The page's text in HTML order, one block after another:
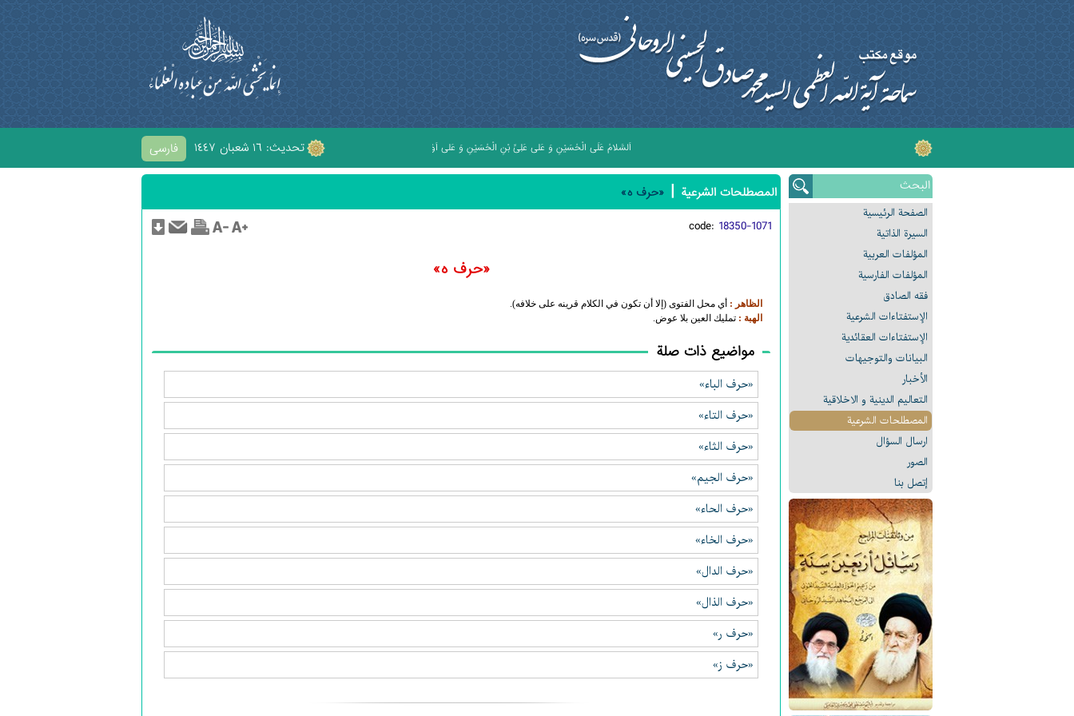
فارسی تحديث: ١٦ شعبان ١٤٤٧ اَلسَّلامُ عَلَى الْحُسَيْنِ وَ عَلى عَلِىِّ بْنِ الْحُسَيْنِ وَ عَلى اَوْلادِ الْحُسَيْنِ وَ عَلى اَصْحابِ الْحُسَيْنِ
الصفحة الرئیسیة
السیرة الذاتیة
المؤلفات العربیة
المؤلفات الفارسیة
فقه الصادق
الإستفتاءات الشرعیة
الإستفتاءات العقائدیة
البیانات والتوجيهات
الأخبار
التعالیم الدینیة و الاخلاقیة
المصطلحات الشرعیة
ارسال السؤال
الصور
إتصل بنا
المصطلحات الشرعیة | «حرف ه»
code: 18350-1071
«حرف ه»
الظاهر : أي محل الفتوى (إلا أن تكون في الكلام قرينه على خلافه).
الهبة : تمليك العين بلا عوض.
مواضيع ذات صلة
«حرف الباء»
«حرف التاء»
«حرف الثاء»
«حرف الجيم»
«حرف الحاء»
«حرف الخاء»
«حرف الدال»
«حرف الذال»
«حرف ر»
«حرف ز»